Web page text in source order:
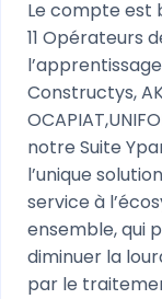
Le compte est
11 Opérateurs
l’apprentissage
Constructys,
notre Suite
l’unique
service à
ensemble, qui
diminuer la
par le